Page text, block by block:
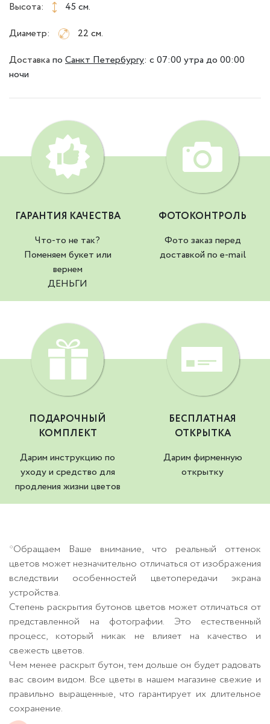
Высота:
45 см.
Диаметр:
22 см.
Доставка по Санкт Петербургу: с 07:00 утра до 00:00
ночи
ГАРАНТИЯ КАЧЕСТВА
Что-то не так?
Поменяем букет или
вернем
ДЕНЬГИ
ФОТОКОНТРОЛЬ
Фото заказ перед
доставкой по e-mail
ПОДАРОЧНЫЙ
КОМПЛЕКТ
Дарим инструкцию по
уходу и средство для
продления жизни цветов
БЕСПЛАТНАЯ
ОТКРЫТКА
Дарим фирменную
открытку
*Обращаем Ваше внимание, что реальный оттенок
цветов может незначительно отличаться от изображения
вследствии особенностей цветопередачи экрана
устройства.
Степень раскрытия бутонов цветов может отличаться от
представленной на фотографии. Это естественный
процесс, который никак не влияет на качество и
свежесть цветов.
Чем менее раскрыт бутон, тем дольше он будет радовать
вас своим видом. Все цветы в нашем магазине свежие и
правильно выращенные, что гарантирует их длительное
сохранение.